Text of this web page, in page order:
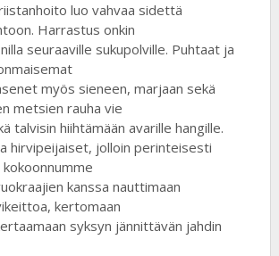
luo vahvaa sidettä
Harrastus onkin
seuraaville sukupolville. Puhtaat ja
myös sieneen, marjaan sekä
metsien rauha vie
talvisin hiihtämään avarille hangille.
hirvipeijaiset, jolloin perinteisesti
kanssa nauttimaan
kertomaan
syksyn jännittävän jahdin